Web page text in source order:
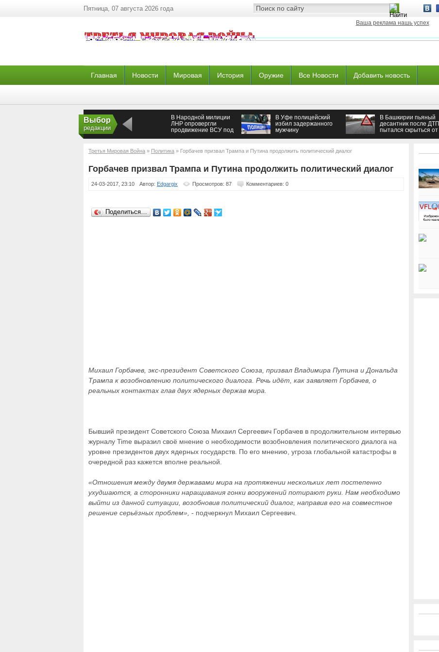
Пятница, 07 августа 2026 года
Ваша реклама нашь успех
Главная Новости Мировая История Оружие Все Новости Добавить новость
Выбор
редакции
В Народной милиции
ЛНР опровергли
продвижение ВСУ под
В Уфе полицейский
избил задержанного
мужчину
В Башкирии пьяный
десантник после ДТП
пытался скрыться от
Третья Мировая Война » Политика » Горбачев призвал Трампа и Путина продолжить политический диалог
Горбачев призвал Трампа и Путина продолжить политический диалог
24-03-2017, 23:10 Автор: Edgargix Просмотров: 87 Комментариев: 0
Поделиться…
Михаил Горбачев, экс-президент Советского Союза, призвал Владимира Путина и Дональда
Трампа к возобновлению политического диалога. Речь идёт, как заявляет Горбачев, о
реальных контактах глав двух ядерных держав мира.
Бывший президент Советского Союза Михаил Сергеевич Горбачев в продолжительном интервью
журналу Time выразил своё мнение о необходимости возобновления политического диалога на
уровне президентов двух ядерных государств. По его мнению, угроза глобальной катастрофы в
очередной раз кажется вполне реальной.
«Отношения между двумя державами мира на протяжении нескольких лет постепенно
ухудшаются, а сторонники наращивания гонки вооружений потирают руки. Нам необходимо
выйти из данной ситуации, возобновив политический диалог, направив его на совместное
решение серьёзных проблем», - подчеркнул Михаил Сергеевич.